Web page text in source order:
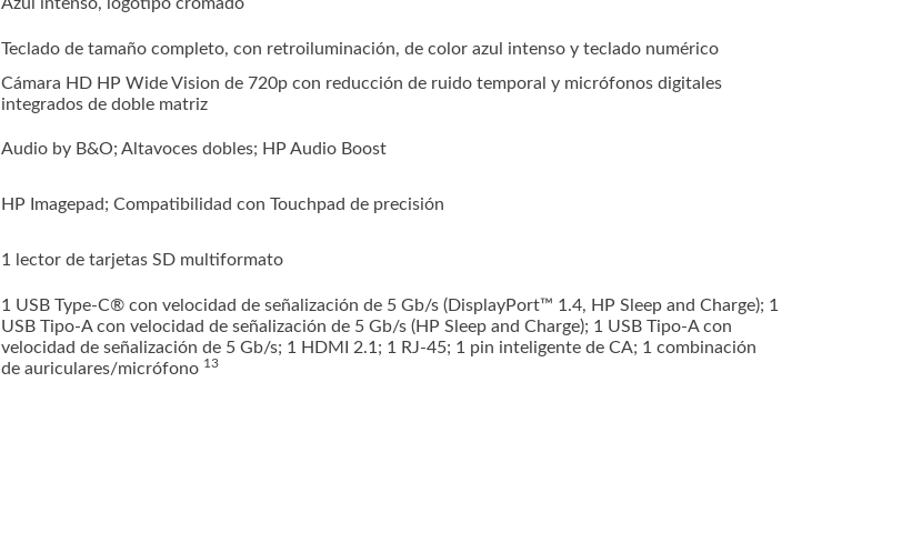
Teclado de tamaño completo, con retroiluminación, de color azul intenso y teclado numérico
Cámara HD HP Wide Vision de 720p con reducción de ruido temporal y micrófonos digitales
integrados de doble matriz
Audio by B&O; Altavoces dobles; HP Audio Boost
HP Imagepad; Compatibilidad con Touchpad de precisión
1 lector de tarjetas SD multiformato
1 USB Type-C® con velocidad de señalización de 5 Gb/s (DisplayPort™ 1.4, HP Sleep and Charge); 1
USB Tipo-A con velocidad de señalización de 5 Gb/s (HP Sleep and Charge); 1 USB Tipo-A con
velocidad de señalización de 5 Gb/s; 1 HDMI 2.1; 1 RJ-45; 1 pin inteligente de CA; 1 combinación
de auriculares/micrófono 13